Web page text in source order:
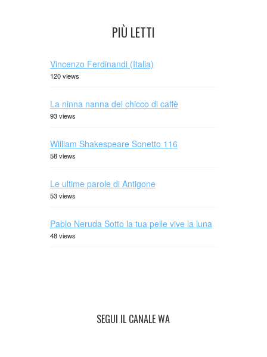
PIÙ LETTI
Vincenzo Ferdinandi (Italia)
120 views
La ninna nanna del chicco di caffè
93 views
William Shakespeare Sonetto 116
58 views
Le ultime parole di Antigone
53 views
Pablo Neruda Sotto la tua pelle vive la luna
48 views
SEGUI IL CANALE WA